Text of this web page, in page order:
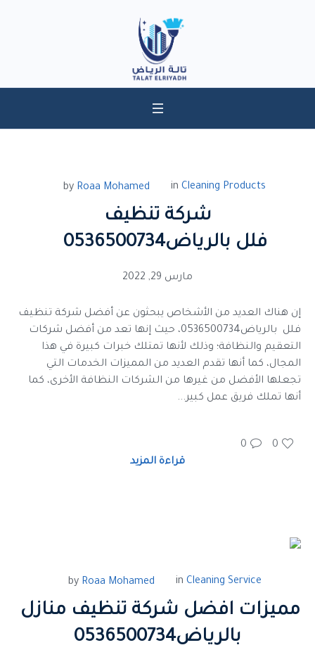
in Cleaning Products
by Roaa Mohamed
شركة تنظيف
فلل بالرياض0536500734
مارس 29, 2022
إن هناك العديد من الأشخاص يبحثون عن أفضل شركة تنظيف
فلل بالرياض0536500734، حيث إنها تعد من أفضل شركات
التعقيم والنظافة؛ وذلك لأنها تمتلك خبرات كبيرة في هذا
المجال، كما أنها تقدم العديد من المميزات الخدمات التي
تجعلها الأفضل من غيرها من الشركات النظافة الأخرى، كما
أنها تملك فريق عمل كبير...
0
0
قراءة المزيد
in Cleaning Service
by Roaa Mohamed
مميزات افضل شركة تنظيف منازل
بالرياض0536500734